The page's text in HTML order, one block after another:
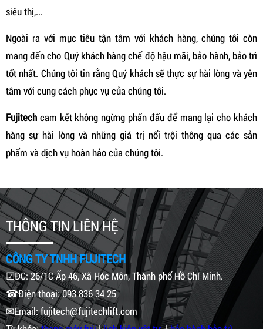
siêu thị,...
Ngoài ra với mục tiêu tận tâm với khách hàng, chúng tôi còn
mang đến cho Quý khách hàng chế độ hậu mãi, bảo hành, bảo trì
tốt nhất. Chúng tôi tin rằng Quý khách sẽ thực sự hài lòng và yên
tâm với cung cách phục vụ của chúng tôi.
Fujitech cam kết không ngừng phấn đấu để mang lại cho khách
hàng sự hài lòng và những giá trị nổi trội thông qua các sản
phẩm và dịch vụ hoàn hảo của chúng tôi.
THÔNG TIN LIÊN HỆ
CÔNG TY TNHH FUJITECH
☑ĐC: 26/1C Ấp 46, Xã Hóc Môn, Thành phố Hồ Chí Minh.
☎Điện thoại: 093 836 34 25
✉Email: fujitech@fujitechlift.com